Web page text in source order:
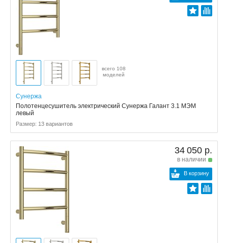
всего 108
моделей
Сунержа
Полотенцесушитель электрический Сунержа Галант 3.1 МЭМ
левый
Размер: 13 вариантов
34 050 р.
в наличии
В корзину